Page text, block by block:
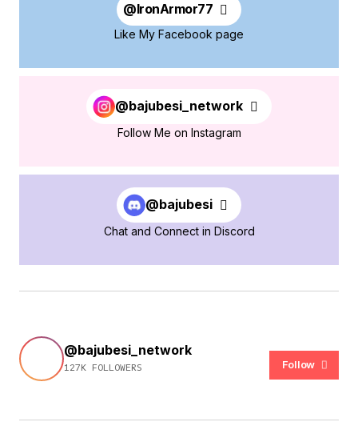
@IronArmor77
Like My Facebook page
@bajubesi_network
Follow Me on Instagram
@bajubesi
Chat and Connect in Discord
@bajubesi_network
127K FOLLOWERS Follow